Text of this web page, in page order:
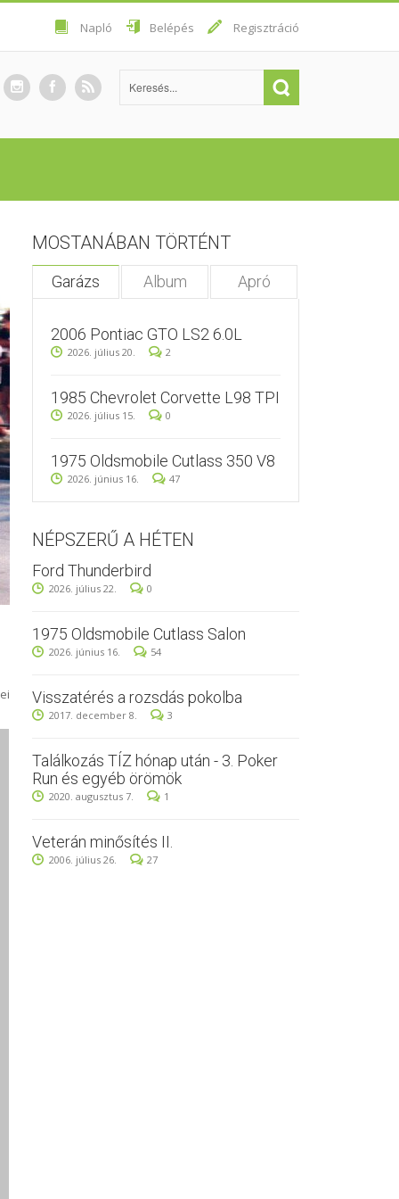
Napló Belépés Regisztráció
MOSTANÁBAN TÖRTÉNT
Garázs Album Apró
2006 Pontiac GTO LS2 6.0L
2026. július 20. 2
1985 Chevrolet Corvette L98 TPI
2026. július 15. 0
1975 Oldsmobile Cutlass 350 V8
2026. június 16. 47
NÉPSZERŰ A HÉTEN
Ford Thunderbird
2026. július 22. 0
1975 Oldsmobile Cutlass Salon
2026. június 16. 54
Visszatérés a rozsdás pokolba
2017. december 8. 3
Találkozás TÍZ hónap után - 3. Poker
Run és egyéb örömök
2020. augusztus 7. 1
Veterán minősítés II.
2006. július 26. 27